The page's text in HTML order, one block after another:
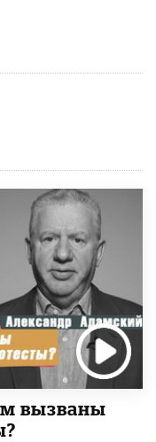
вызваны